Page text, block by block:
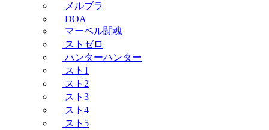
メルブラ
DOA
マーベル闘魂
ストゼロ
ハンターハンター
スト1
スト2
スト3
スト4
スト5